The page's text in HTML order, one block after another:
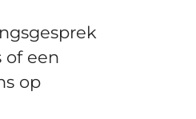
of een
op